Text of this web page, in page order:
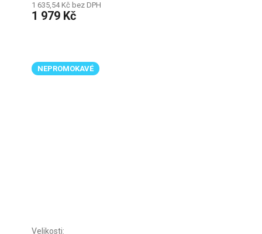
1 635,54 Kč bez DPH
1 979 Kč
NEPROMOKAVÉ